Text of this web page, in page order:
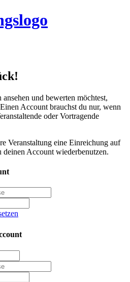
und bewerten möchtest,
Account brauchst du nur, wenn
oder Vortragende
Veranstaltung eine Einreichung auf
deinen Account wiederbenutzen.